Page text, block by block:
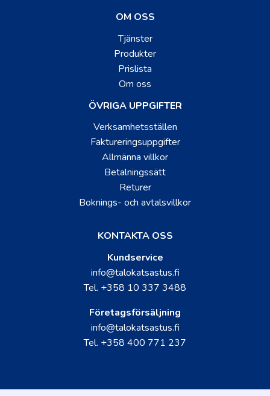
OM OSS
Tjänster
Produkter
Prislista
Om oss
ÖVRIGA UPPGIFTER
Verksamhetsställen
Faktureringsuppgifter
Allmänna villkor
Betalningssätt
Returer
Boknings- och avtalsvillkor
KONTAKTA OSS
Kundservice
info@talokatsastus.fi
Tel. +358 10 337 3488
Företagsförsäljning
info@talokatsastus.fi
Tel. +358 400 771 237